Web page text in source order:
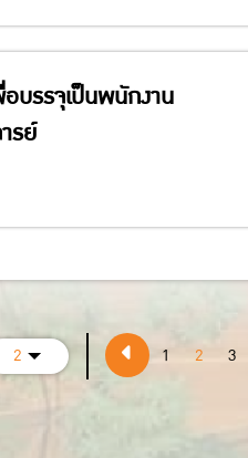
บรรจุเป็นพนักงาน
รย์
2 1 2 3